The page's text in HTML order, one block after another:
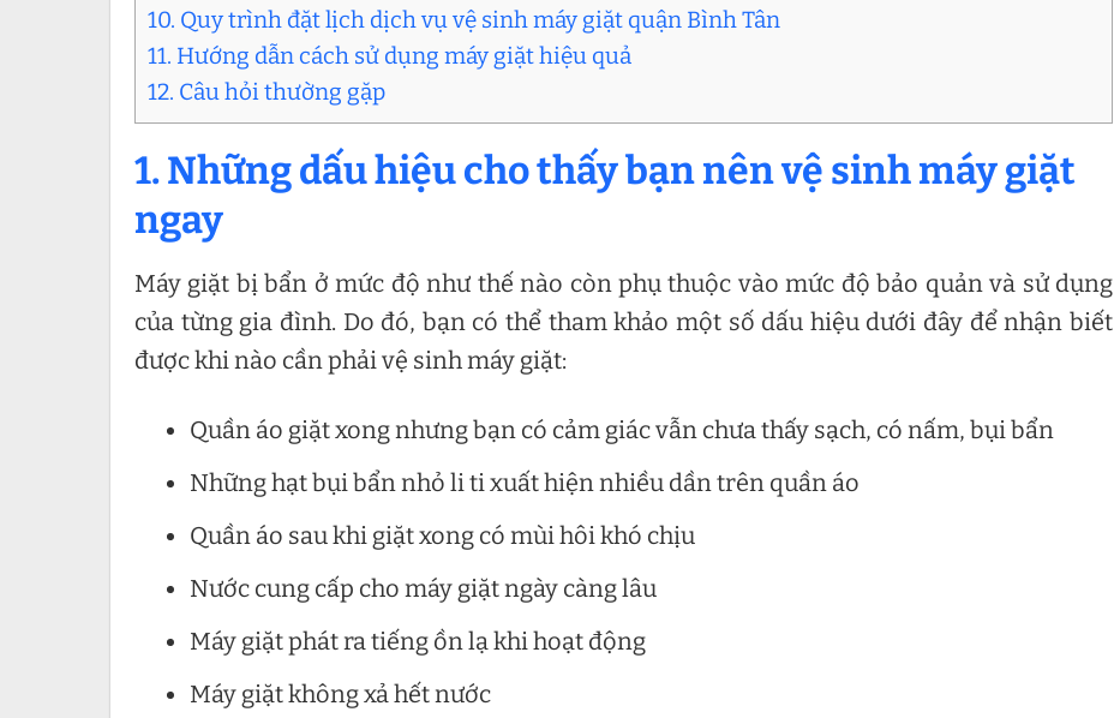
10. Quy trình đặt lịch dịch vụ vệ sinh máy giặt quận Bình Tân
11. Hướng dẫn cách sử dụng máy giặt hiệu quả
12. Câu hỏi thường gặp
1. Những dấu hiệu cho thấy bạn nên vệ sinh máy giặt
ngay
Máy giặt bị bẩn ở mức độ như thế nào còn phụ thuộc vào mức độ bảo quản và sử dụng
của từng gia đình. Do đó, bạn có thể tham khảo một số dấu hiệu dưới đây để nhận biết
được khi nào cần phải vệ sinh máy giặt:
Quần áo giặt xong nhưng bạn có cảm giác vẫn chưa thấy sạch, có nấm, bụi bẩn
Những hạt bụi bẩn nhỏ li ti xuất hiện nhiều dần trên quần áo
Quần áo sau khi giặt xong có mùi hôi khó chịu
Nước cung cấp cho máy giặt ngày càng lâu
Máy giặt phát ra tiếng ồn lạ khi hoạt động
Máy giặt không xả hết nước